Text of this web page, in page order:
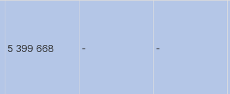
5 399 668 - -